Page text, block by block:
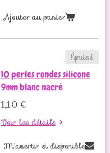
Ajouter au panier
Épuisé
10 perles rondes silicone
9mm blanc nacré
1,10 €
Voir les détails
M'avertir si disponible